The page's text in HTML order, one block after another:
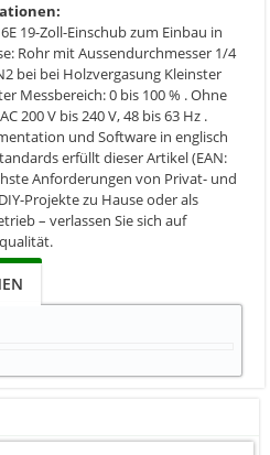
19-Zoll-Einschub zum Einbau in
Rohr mit Aussendurchmesser 1/4
bei bei Holzvergasung Kleinster
Messbereich: 0 bis 100 % . Ohne
200 V bis 240 V, 48 bis 63 Hz .
und Software in englisch
erfüllt dieser Artikel (EAN:
Anforderungen von Privat- und
Projekte zu Hause oder als
– verlassen Sie sich auf